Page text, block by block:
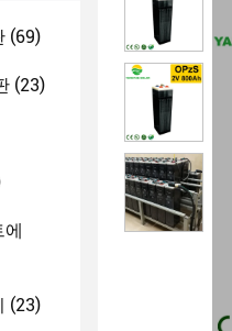
(69)
(23)
에
(23)